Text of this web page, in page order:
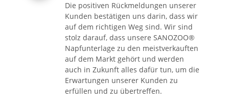
Die positiven Rückmeldungen unserer
Kunden bestätigen uns darin, dass wir
auf dem richtigen Weg sind. Wir sind
stolz darauf, dass unsere SANOZOO®
Napfunterlage zu den meistverkauften
auf dem Markt gehört und werden
auch in Zukunft alles dafür tun, um die
Erwartungen unserer Kunden zu
erfüllen und zu übertreffen.